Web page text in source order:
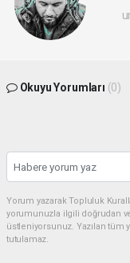
Okuyu Yorumları (0)
Yorum yazarak Topluluk
yorumunuzla ilgili doğrudan
üstleniyorsunuz. Yazılan
tutulamaz.